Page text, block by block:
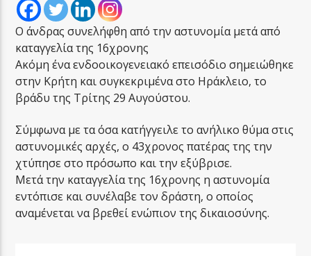
LA FAMIGLIA ΝΗΣΙΩΤΙΚΑ
Ο άνδρας συνελήφθη από την αστυνομία μετά από
καταγγελία της 16χρονης
Ακόμη ένα ενδοοικογενειακό επεισόδιο σημειώθηκε
στην Κρήτη και συγκεκριμένα στο Ηράκλειο, το
βράδυ της Τρίτης 29 Αυγούστου.
Σύμφωνα με τα όσα κατήγγειλε το ανήλικο θύμα στις
αστυνομικές αρχές, ο 43χρονος πατέρας της την
χτύπησε στο πρόσωπο και την εξύβρισε.
Μετά την καταγγελία της 16χρονης η αστυνομία
εντόπισε και συνέλαβε τον δράστη, ο οποίος
αναμένεται να βρεθεί ενώπιον της δικαιοσύνης.